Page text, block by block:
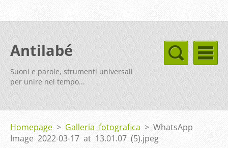
Antilabé
Suoni e parole, strumenti universali
per unire nel tempo...
Homepage > Galleria fotografica > WhatsApp
Image 2022-03-17 at 13.01.07 (5).jpeg